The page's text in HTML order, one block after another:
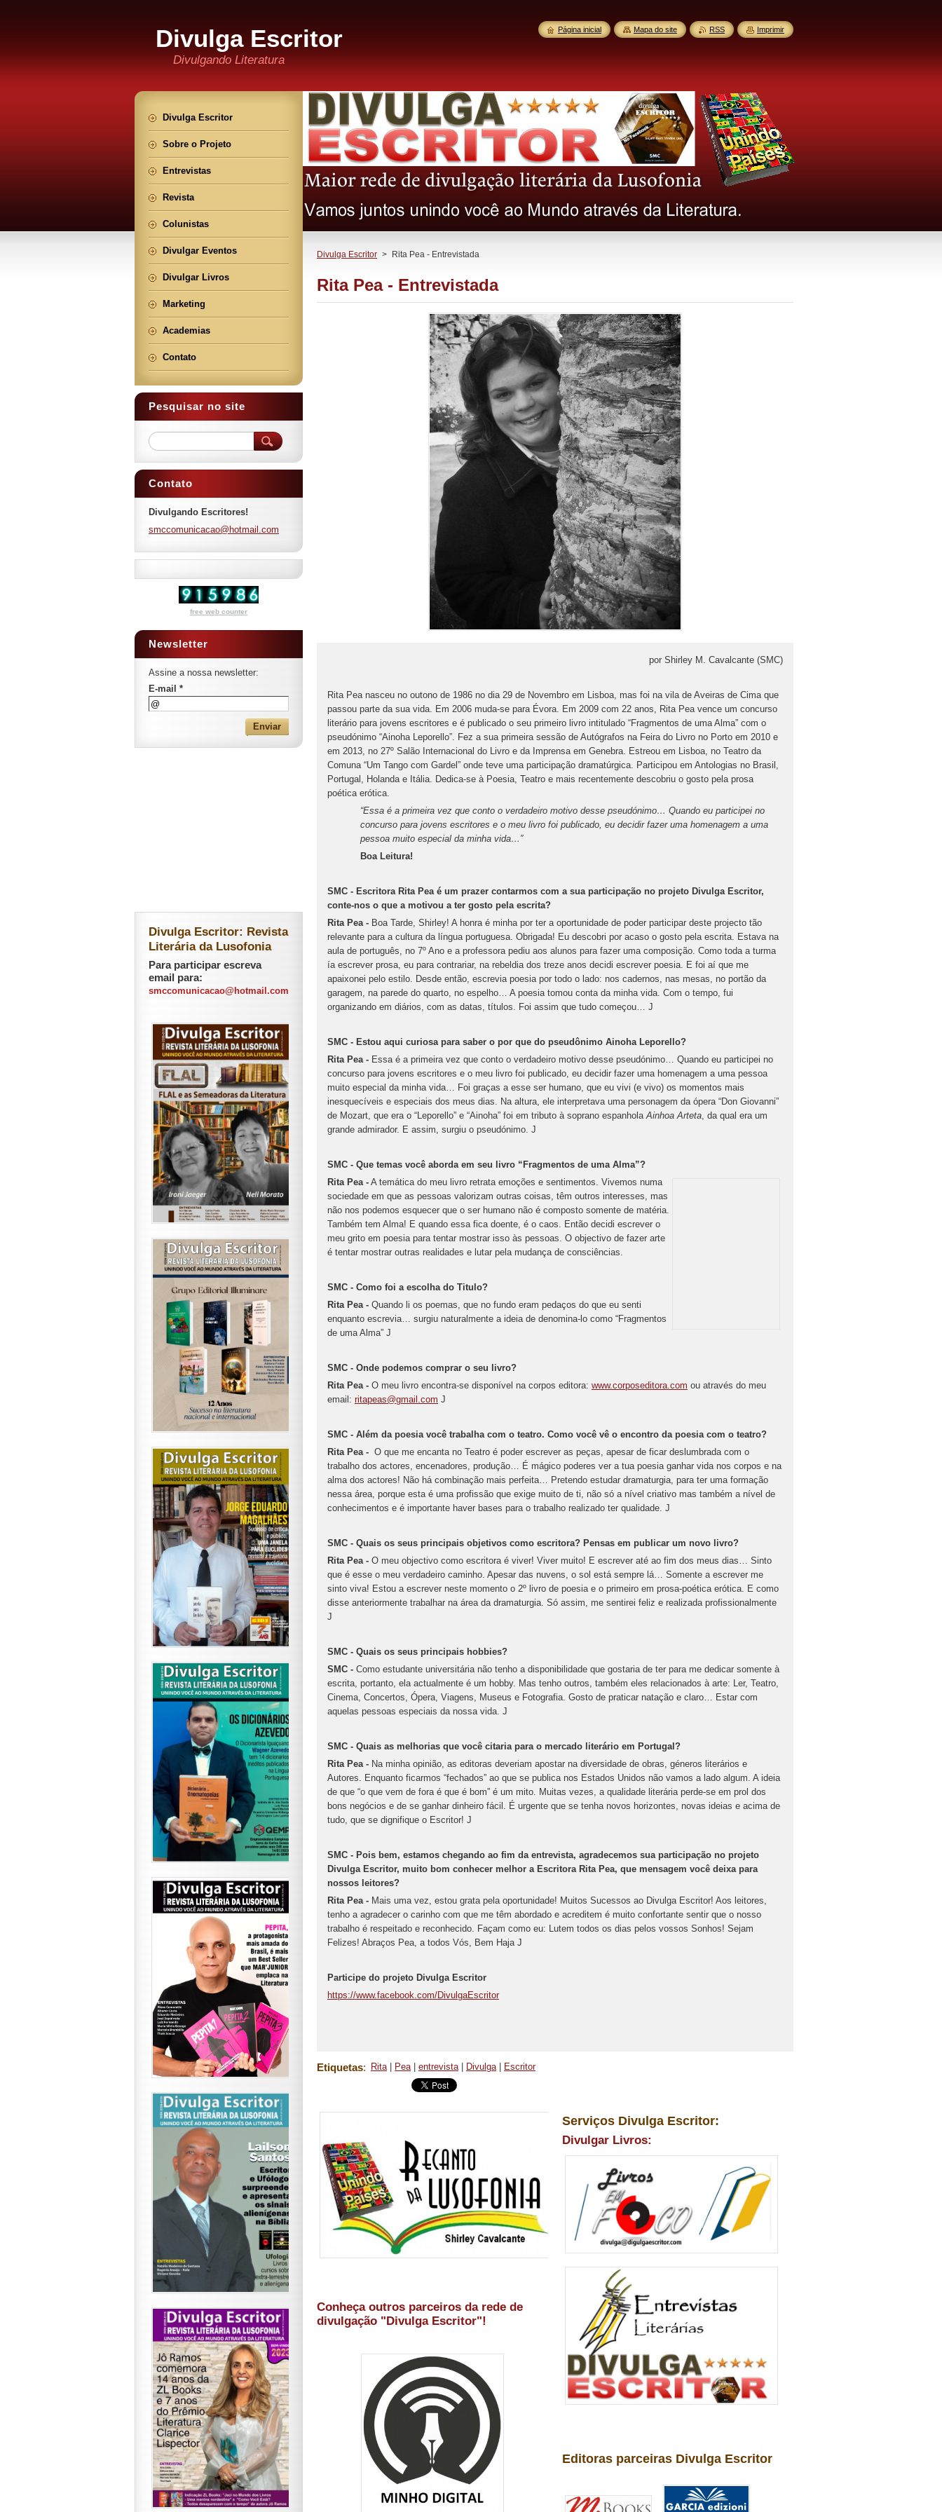
Divulga Escritor
Divulgando Literatura
Divulga Escritor > Rita Pea - Entrevistada
Rita Pea - Entrevistada
por Shirley M. Cavalcante (SMC)
Rita Pea nasceu no outono de 1986 no dia 29 de Novembro em Lisboa, mas foi na vila de Aveiras de Cima que
passou parte da sua vida. Em 2006 muda-se para Évora. Em 2009 com 22 anos, Rita Pea vence um concurso
literário para jovens escritores e é publicado o seu primeiro livro intitulado “Fragmentos de uma Alma” com o
pseudónimo “Ainoha Leporello”. Fez a sua primeira sessão de Autógrafos na Feira do Livro no Porto em 2010 e
em 2013, no 27º Salão Internacional do Livro e da Imprensa em Genebra. Estreou em Lisboa, no Teatro da
Comuna “Um Tango com Gardel” onde teve uma participação dramatúrgica. Participou em Antologias no Brasil,
Portugal, Holanda e Itália. Dedica-se à Poesia, Teatro e mais recentemente descobriu o gosto pela prosa
poética erótica.
“Essa é a primeira vez que conto o verdadeiro motivo desse pseudónimo… Quando eu participei no
concurso para jovens escritores e o meu livro foi publicado, eu decidir fazer uma homenagem a uma
pessoa muito especial da minha vida…”
Boa Leitura!
SMC - Escritora Rita Pea é um prazer contarmos com a sua participação no projeto Divulga Escritor,
conte-nos o que a motivou a ter gosto pela escrita?
Rita Pea - Boa Tarde, Shirley! A honra é minha por ter a oportunidade de poder participar deste projecto tão
relevante para a cultura da língua portuguesa. Obrigada! Eu descobri por acaso o gosto pela escrita. Estava na
aula de português, no 7º Ano e a professora pediu aos alunos para fazer uma composição. Como toda a turma
ía escrever prosa, eu para contrariar, na rebeldia dos treze anos decidi escrever poesia. E foi aí que me
apaixonei pelo estilo. Desde então, escrevia poesia por todo o lado: nos cadernos, nas mesas, no portão da
garagem, na parede do quarto, no espelho… A poesia tomou conta da minha vida. Com o tempo, fui
organizando em diários, com as datas, títulos. Foi assim que tudo começou… J
SMC - Estou aqui curiosa para saber o por que do pseudônimo Ainoha Leporello?
Rita Pea - Essa é a primeira vez que conto o verdadeiro motivo desse pseudónimo… Quando eu participei no
concurso para jovens escritores e o meu livro foi publicado, eu decidir fazer uma homenagem a uma pessoa
muito especial da minha vida… Foi graças a esse ser humano, que eu vivi (e vivo) os momentos mais
inesquecíveis e especiais dos meus dias. Na altura, ele interpretava uma personagem da ópera “Don Giovanni”
de Mozart, que era o “Leporello” e “Ainoha” foi em tributo à soprano espanholaAinhoa Arteta, da qual era um
grande admirador. E assim, surgiu o pseudónimo. J
SMC - Que temas você aborda em seu livro “Fragmentos de uma Alma”?
Rita Pea - A temática do meu livro retrata emoções e sentimentos. Vivemos numa
sociedade em que as pessoas valorizam outras coisas, têm outros interesses, mas
não nos podemos esquecer que o ser humano não é composto somente de matéria.
Também tem Alma! E quando essa fica doente, é o caos. Então decidi escrever o
meu grito em poesia para tentar mostrar isso às pessoas. O objectivo de fazer arte
é tentar mostrar outras realidades e lutar pela mudança de consciências.
SMC - Como foi a escolha do Titulo?
Rita Pea - Quando li os poemas, que no fundo eram pedaços do que eu senti
enquanto escrevia… surgiu naturalmente a ideia de denomina-lo como “Fragmentos
de uma Alma” J
SMC - Onde podemos comprar o seu livro?
Rita Pea - O meu livro encontra-se disponível na corpos editora: www.corposeditora.com ou através do meu
email: ritapeas@gmail.com J
SMC - Além da poesia você trabalha com o teatro. Como você vê o encontro da poesia com o teatro?
Rita Pea - O que me encanta no Teatro é poder escrever as peças, apesar de ficar deslumbrada com o
trabalho dos actores, encenadores, produção… É mágico poderes ver a tua poesia ganhar vida nos corpos e na
alma dos actores! Não há combinação mais perfeita… Pretendo estudar dramaturgia, para ter uma formação
nessa área, porque esta é uma profissão que exige muito de ti, não só a nível criativo mas também a nível de
conhecimentos e é importante haver bases para o trabalho realizado ter qualidade. J
SMC - Quais os seus principais objetivos como escritora? Pensas em publicar um novo livro?
Rita Pea - O meu objectivo como escritora é viver! Viver muito! E escrever até ao fim dos meus dias… Sinto
que é esse o meu verdadeiro caminho. Apesar das nuvens, o sol está sempre lá… Somente a escrever me
sinto viva! Estou a escrever neste momento o 2º livro de poesia e o primeiro em prosa-poética erótica. E como
disse anteriormente trabalhar na área da dramaturgia. Só assim, me sentirei feliz e realizada profissionalmente
J
SMC - Quais os seus principais hobbies?
SMC - Como estudante universitária não tenho a disponibilidade que gostaria de ter para me dedicar somente à
escrita, portanto, ela actualmente é um hobby. Mas tenho outros, também eles relacionados à arte: Ler, Teatro,
Cinema, Concertos, Ópera, Viagens, Museus e Fotografia. Gosto de praticar natação e claro… Estar com
aquelas pessoas especiais da nossa vida. J
SMC - Quais as melhorias que você citaria para o mercado literário em Portugal?
Rita Pea - Na minha opinião, as editoras deveriam apostar na diversidade de obras, géneros literários e
Autores. Enquanto ficarmos “fechados” ao que se publica nos Estados Unidos não vamos a lado algum. A ideia
de que “o que vem de fora é que é bom” é um mito. Muitas vezes, a qualidade literária perde-se em prol dos
bons negócios e de se ganhar dinheiro fácil. É urgente que se tenha novos horizontes, novas ideias e acima de
tudo, que se dignifique o Escritor! J
SMC - Pois bem, estamos chegando ao fim da entrevista, agradecemos sua participação no projeto
Divulga Escritor, muito bom conhecer melhor a Escritora Rita Pea, que mensagem você deixa para
nossos leitores?
Rita Pea - Mais uma vez, estou grata pela oportunidade! Muitos Sucessos ao Divulga Escritor! Aos leitores,
tenho a agradecer o carinho com que me têm abordado e acreditem é muito confortante sentir que o nosso
trabalho é respeitado e reconhecido. Façam como eu: Lutem todos os dias pelos vossos Sonhos! Sejam
Felizes! Abraços Pea, a todos Vós, Bem Haja J
Participe do projeto Divulga Escritor
https://www.facebook.com/DivulgaEscritor
Etiquetas: Rita Pea entrevista Divulga Escritor
Conheça outros parceiros da rede de
divulgação "Divulga Escritor"!
Serviços Divulga Escritor:
Divulgar Livros:
Editoras parceiras Divulga Escritor
Divulga Escritor
Sobre o Projeto
Entrevistas
Revista
Colunistas
Divulgar Eventos
Divulgar Livros
Marketing
Academias
Contato
Pesquisar no site
Contato
Divulgando Escritores!
smccomunicacao@hotmail.com
free web counter
Newsletter
Assine a nossa newsletter:
E-mail *
Divulga Escritor: Revista
Literária da Lusofonia
Para participar escreva
email para:
smccomunicacao@hotmail.com
Página inicial Mapa do site RSS Imprimir